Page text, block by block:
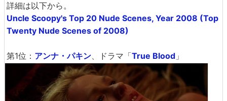
詳細は以下から。
Uncle Scoopy's Top 20 Nude Scenes, Year 2008 (Top
Twenty Nude Scenes of 2008)
第1位： アンナ・パキン、ドラマ「True Blood 」